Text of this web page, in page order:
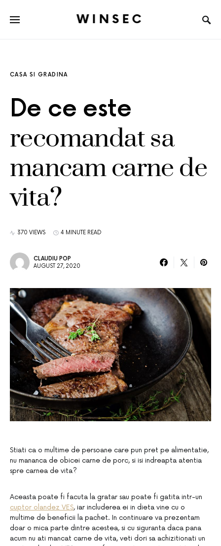
WINSEC
CASA SI GRADINA
De ce este
recomandat sa
mancam carne de
vita?
370 VIEWS 4 MINUTE READ
CLAUDIU POP
AUGUST 27, 2020
Stiati ca o multime de persoane care pun pret pe alimentatie,
nu mananca de obicei carne de porc, si isi indreapta atentia
spre carnea de vita?
Aceasta poate fi facuta la gratar sau poate fi gatita intr-un
cuptor olandez VES, iar includerea ei in dieta vine cu o
multime de beneficii la pachet. In continuare va prezentam
doar o mica parte dintre acestea, si cu siguranta daca pana
acum nu ati mancat carne de vita, veti dori sa achizitionati un